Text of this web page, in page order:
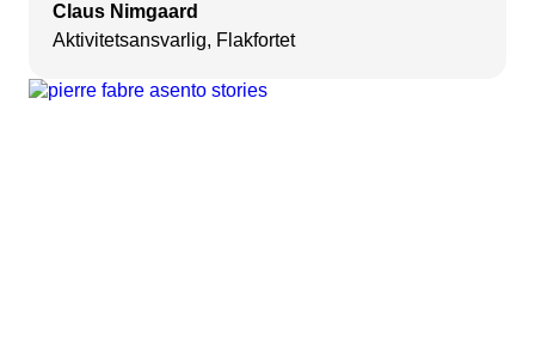
Claus Nimgaard
Aktivitetsansvarlig, Flakfortet